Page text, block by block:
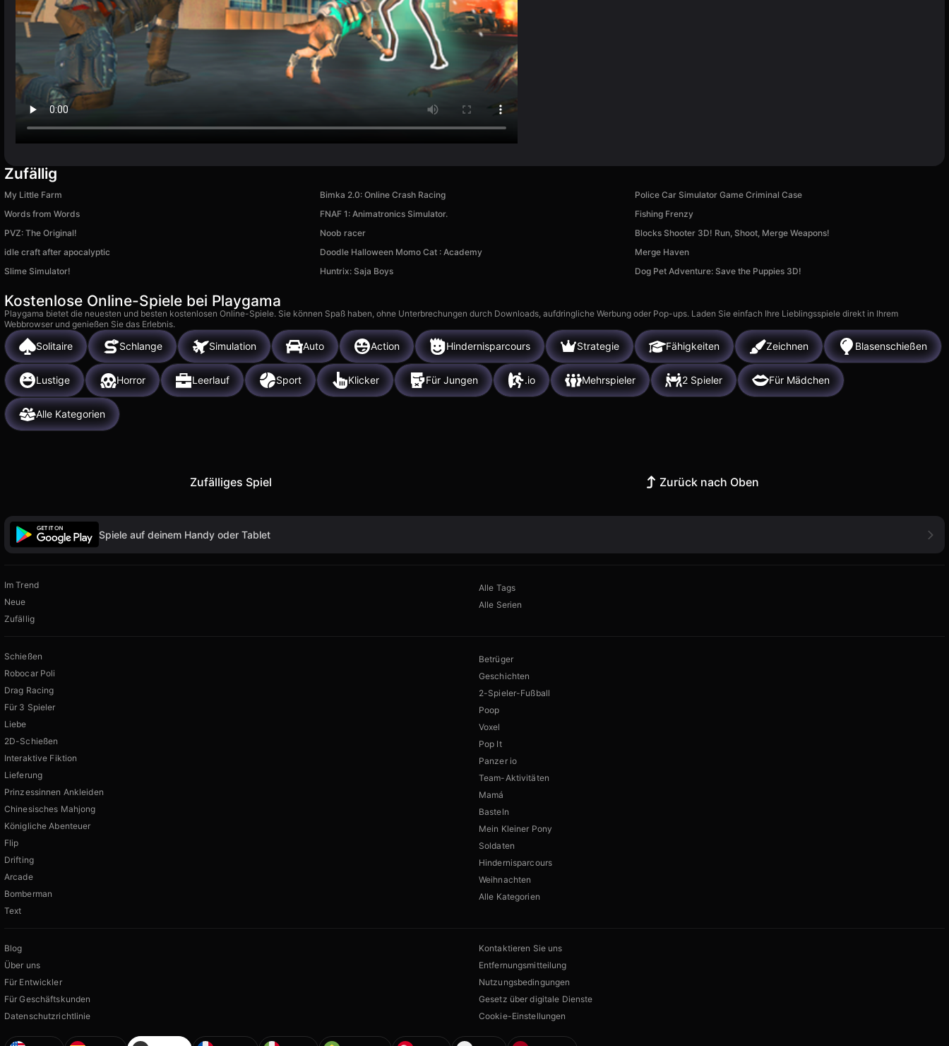
Zufällig
My Little Farm Bimka 2.0: Online Crash Racing
Police Car Simulator Game Criminal Case
Words from Words
FNAF 1: Animatronics Simulator.
Fishing Frenzy
PVZ: The Original!
Noob racer
Blocks Shooter 3D! Run, Shoot, Merge Weapons!
idle craft after apocalyptic
Doodle Halloween Momo Cat : Academy
Merge Haven
Slime Simulator!
Huntrix: Saja Boys Dog Pet Adventure: Save the Puppies 3D!
Kostenlose Online-Spiele bei Playgama
Playgama bietet die neuesten und besten kostenlosen Online-Spiele. Sie können Spaß haben, ohne Unterbrechungen durch Downloads, aufdringliche Werbung oder Pop-ups. Laden Sie einfach Ihre Lieblingsspiele direkt in Ihrem
Webbrowser und genießen Sie das Erlebnis.
Solitaire Schlange Simulation Auto Action Hindernisparcours Strategie Fähigkeiten Zeichnen Blasenschießen
Lustige Horror Leerlauf Sport Klicker Für Jungen .io Mehrspieler 2 Spieler Für Mädchen
Alle Kategorien
Zufälliges Spiel Zurück nach Oben
Spiele auf deinem Handy oder Tablet
Im Trend
Neue
Zufällig
Alle Tags
Alle Serien
Schießen
Robocar Poli
Drag Racing
Für 3 Spieler
Liebe
2D-Schießen
Interaktive Fiktion
Lieferung
Prinzessinnen Ankleiden
Chinesisches Mahjong
Königliche Abenteuer
Flip
Drifting
Arcade
Bomberman
Text
Betrüger
Geschichten
2-Spieler-Fußball
Poop
Voxel
Pop It
Panzer io
Team-Aktivitäten
Mamá
Basteln
Mein Kleiner Pony
Soldaten
Hindernisparcours
Weihnachten
Alle Kategorien
Blog
Über uns
Für Entwickler
Für Geschäftskunden
Datenschutzrichtlinie
Kontaktieren Sie uns
Entfernungsmitteilung
Nutzungsbedingungen
Gesetz über digitale Dienste
Cookie-Einstellungen